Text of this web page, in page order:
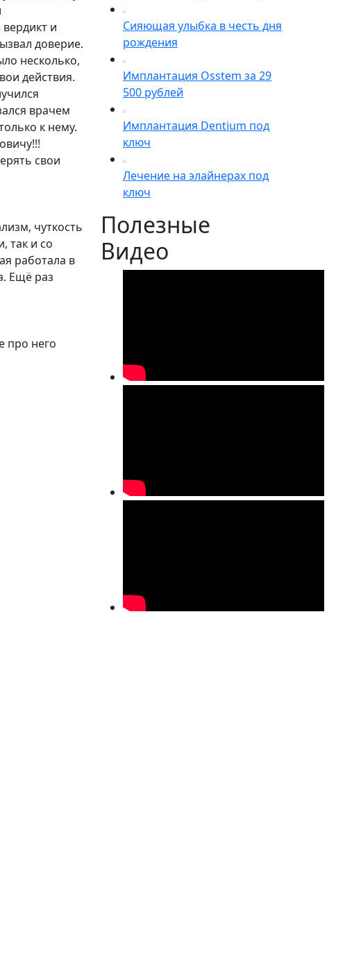
и
доверие.
несколько,
действия.
врачем
к нему.
свои
чуткость
так и со
работала в
Ещё раз
про него
Сияющая улыбка в честь дня
рождения
Имплантация Osstem за 29
500 рублей
Имплантация Dentium под
ключ
Лечение на элайнерах под
ключ
Полезные
Видео